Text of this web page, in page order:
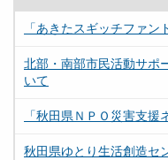
「あきたスギッチファン
北部・南部市民活動サポ
いて
「秋田県ＮＰＯ災害支
秋田県ゆとり生活創造セ